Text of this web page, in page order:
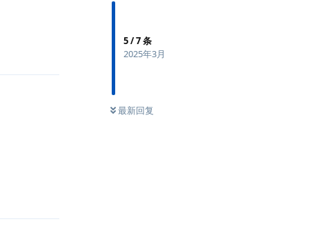
5/7条
2025年3月
最新回复